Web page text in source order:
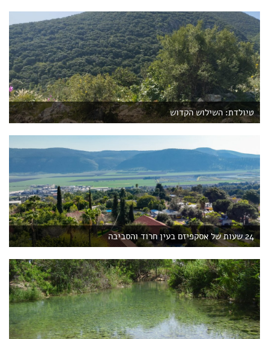
טיולדת: השילוש הקדוש
24 שעות של אסקפיזם בעין חרוד והסביבה